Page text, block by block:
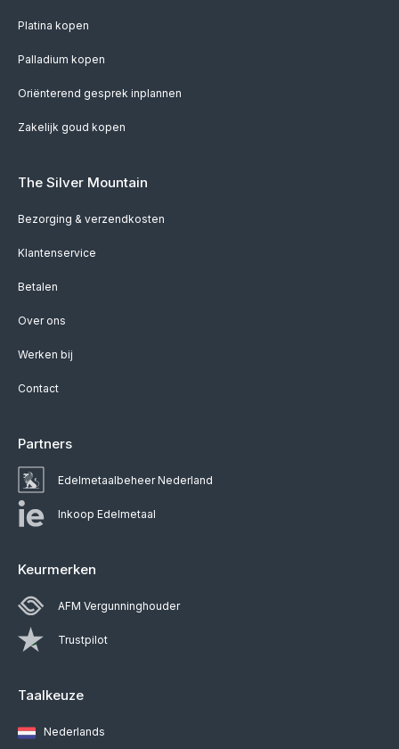
Platina kopen
Palladium kopen
Oriënterend gesprek inplannen
Zakelijk goud kopen
The Silver Mountain
Bezorging & verzendkosten
Klantenservice
Betalen
Over ons
Werken bij
Contact
Partners
Edelmetaalbeheer Nederland
Inkoop Edelmetaal
Keurmerken
AFM Vergunninghouder
Trustpilot
Taalkeuze
Nederlands